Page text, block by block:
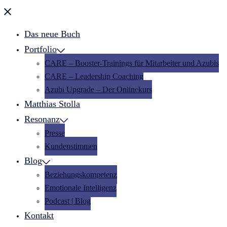
Menü
Das neue Buch
Portfolio
CARE – Booster-Trainings für Mitarbeiter und Azubis
CARE – Leadership Coaching
Azubi Upgrade – Der Onlinekurs
Matthias Stolla
Resonanz
Presse
Kundenstimmen
Blog
Beziehungskompetenz
Emotionale Intelligenz
Podcast | Blog
Kontakt